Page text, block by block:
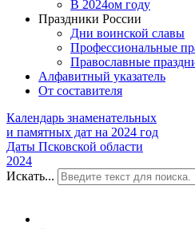
В 2024ом году
Праздники России
Дни воинской славы
Профессиональные
Православные
Алфавитный указатель
От составителя
Календарь знаменательных
и памятных дат на 2024 год
Даты Псковской области
2024
Искать...